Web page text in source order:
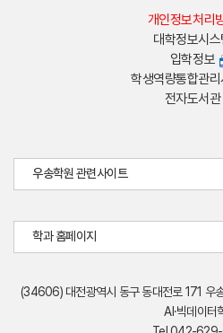
개인정보처리
대학정보시스
입학정보
학생역량통합관리
전자도서관
우송학원 관련사이트
학과 홈페이지
(34606) 대전광역시 동구 동대전로 171 우
AI·빅데이터